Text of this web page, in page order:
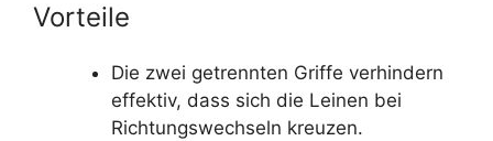
Vorteile
Die zwei getrennten Griffe verhindern
effektiv, dass sich die Leinen bei
Richtungswechseln kreuzen.